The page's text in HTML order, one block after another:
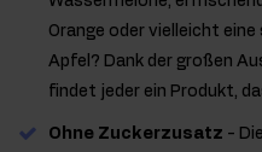
Orange oder vielleicht
Apfel? Dank der großen
findet jeder ein Produkt,
Ohne Zuckerzusatz -